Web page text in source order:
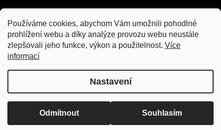
Používáme cookies, abychom Vám umožnili pohodlné
prohlížení webu a díky analýze provozu webu neustále
zlepšovali jeho funkce, výkon a použitelnost. Více
informací
Nastavení
Odmítnout Souhlasím
Z důvodu rekonstrukce je nákup na prodejně a osobní odběr
Copyright 2026moje.essente.cz. Všechna práva vyhrazena.
Upravit nastavení cookies